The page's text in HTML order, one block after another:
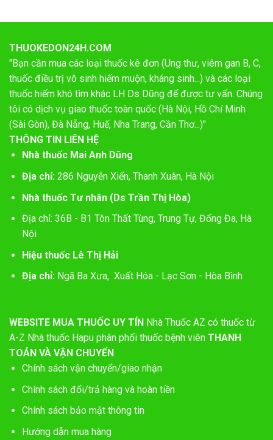
THUOKEDON24H.COM
"Bạn cần mua các loại thuốc kê đơn (Ung thư, viêm gan B, C,
thuốc điều trị vô sinh hiếm muộn, kháng sinh...) và các loại
thuốc hiếm khó tìm khác LH Ds Dũng để được tư vấn. Chúng
tôi có dịch vụ giao thuốc toàn quốc (Hà Nội, Hồ Chí Minh
(Sài Gòn), Đà Nẵng, Huế, Nha Trang, Cần Thơ...)"
THÔNG TIN LIÊN HỆ
Nhà thuốc Mai Anh Dũng
Địa chỉ:286 Nguyễn Xiển, Thanh Xuân, Hà Nội
Nhà thuốc Tư nhân (Ds Trần Thị Hòa)
Địa chỉ: 36B - B1 Tôn Thất Tùng, Trung Tự, Đống Đa, Hà
Nội
Hiệu thuốc Lê Thị Hải
Địa chỉ: Ngã Ba Xưa, Xuất Hóa - Lạc Sơn - Hòa Bình
WEBSITE MUA THUỐC UY TÍN Nhà Thuốc AZ có thuốc từ
A-Z Nhà thuốc Hapu phân phối thuốc bệnh viên THANH
TOÁN VÀ VẬN CHUYỂN
Chính sách vận chuyển/giao nhận
Chính sách đổi/trả hàng và hoàn tiền
Chính sách bảo mật thông tin
Hướng dẫn mua hàng